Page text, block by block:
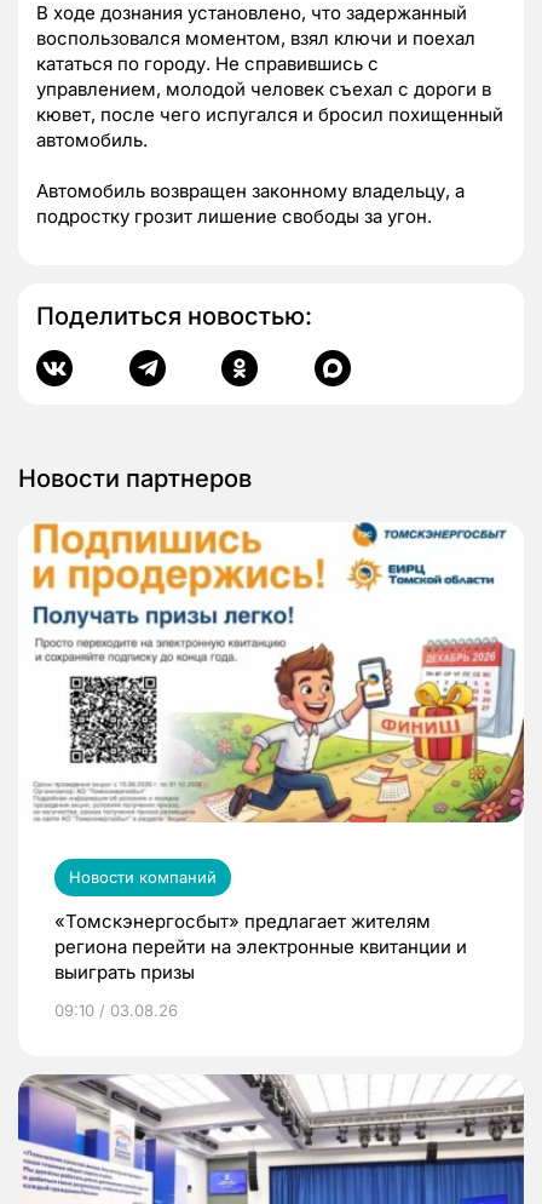
В ходе дознания установлено, что задержанный
воспользовался моментом, взял ключи и поехал
кататься по городу. Не справившись с
управлением, молодой человек съехал с дороги в
кювет, после чего испугался и бросил похищенный
автомобиль.
Автомобиль возвращен законному владельцу, а
подростку грозит лишение свободы за угон.
Поделиться новостью:
Новости партнеров
Новости компаний
«Томскэнергосбыт» предлагает жителям
региона перейти на электронные квитанции и
выиграть призы
09:10 / 03.08.26